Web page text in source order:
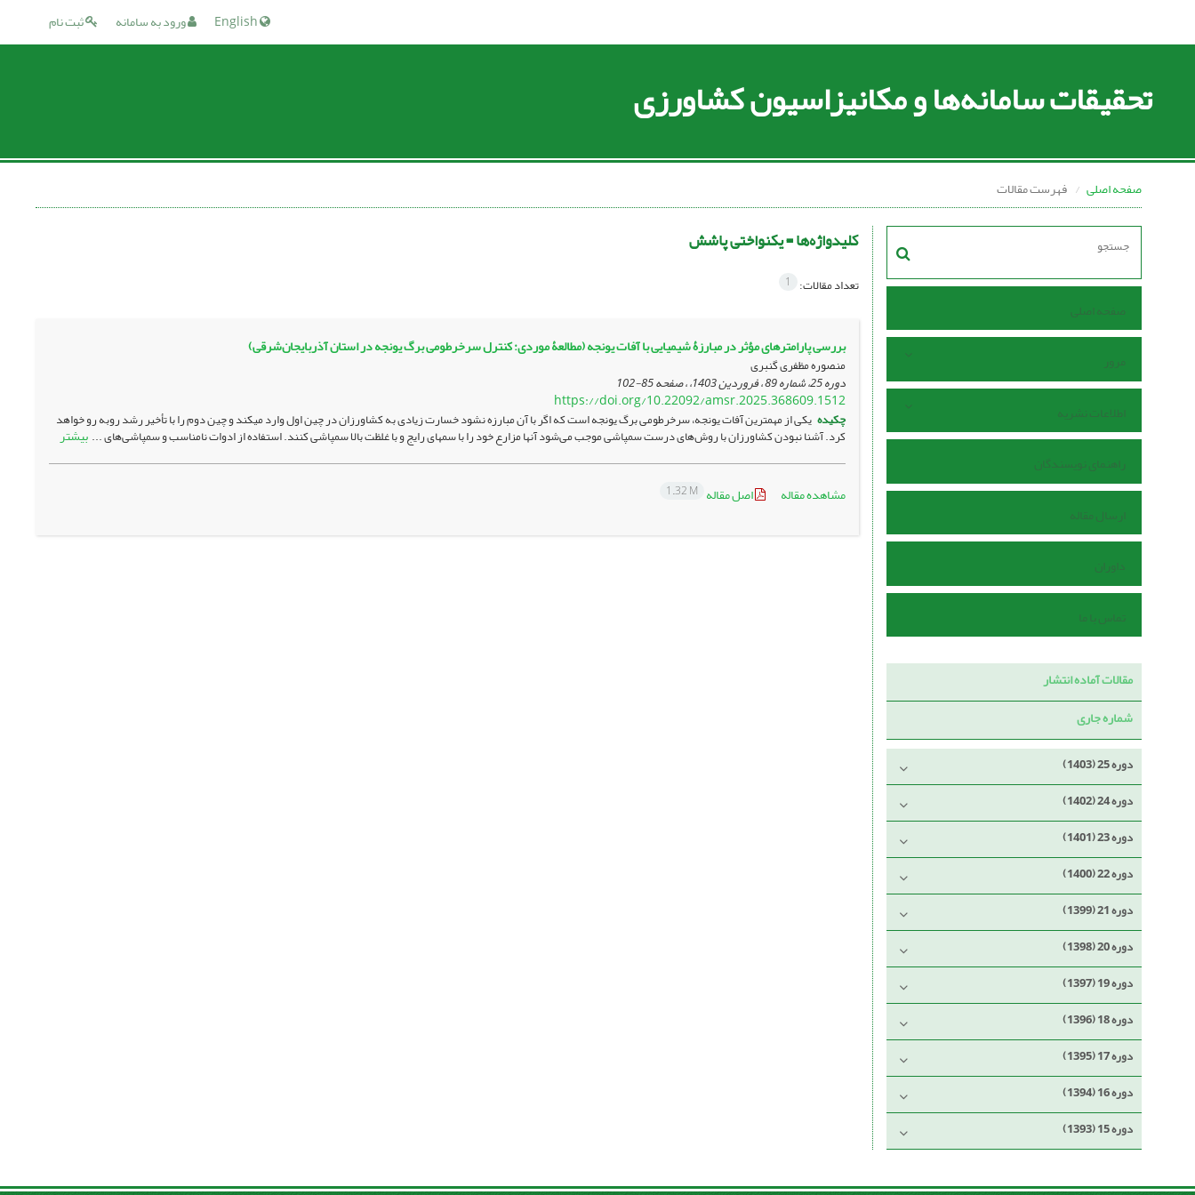
ثبت نام ورود به سامانه
تحقیقات سامانه‌ها و مکانیزاسیون کشاورزی
صفحه اصلی فهرست مقالات
صفحه اصلی
مرور
اطلاعات نشریه
راهنمای نویسندگان
ارسال مقاله
داوران
تماس با ما
مقالات آماده انتشار
شماره جاری
دوره 25 (1403)
دوره 24 (1402)
دوره 23 (1401)
دوره 22 (1400)
دوره 21 (1399)
دوره 20 (1398)
دوره 19 (1397)
دوره 18 (1396)
دوره 17 (1395)
دوره 16 (1394)
دوره 15 (1393)
کلیدواژه‌ها =یکنواختی پاشش
تعداد مقالات: 1
بررسی پارامترهای مؤثر در مبارزۀ شیمیایی با آفات یونجه (مطالعۀ موردی: کنترل سرخرطومی برگ یونجه در استان آذربایجان‌شرقی)
منصوره مظفری گنبری
دوره 25، شماره 89 ، فروردین 1403، ، صفحه 85-102
https://doi.org/10.22092/amsr.2025.368609.1512
چکیده یکی از مهم­ترین آفات یونجه، سرخرطومی برگ یونجه است که اگر با آن مبارزه نشود خسارت زیادی به کشاورزان در چین اول وارد می­کند و چین دوم را با تأخیر رشد رو­به رو خواهد
کرد. آشنا نبودن کشاورزان با روش‌های درست سمپاشی موجب می‌شود آنها مزارع خود را با سم­های رایج و با غلظت بالا سمپاشی ­­کنند. استفاده از ادوات نامناسب و سمپاشی‌های ...بیشتر
مشاهده مقاله اصل مقاله 1.32 M